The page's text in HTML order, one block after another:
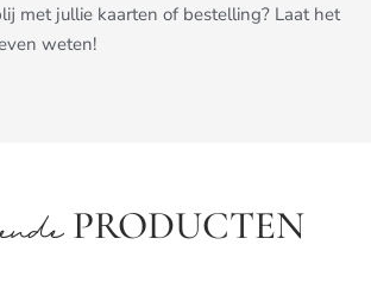
met jullie kaarten of bestelling? Laat het
weten!
PRODUCTEN